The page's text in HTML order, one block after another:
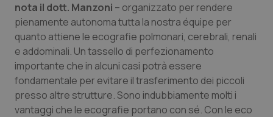
Provincia Autonoma di Trento
Puglia
Sardegna
Sicilia
Ipertensione & Scompenso
Malattie rare
Malattia di Crohn & Rettocolite Ulcerosa
Neuroscienze & patologie neurodegenerative
nota il dott. Manzoni – organizzato per rendere
pienamente autonoma tutta la nostra équipe per
quanto attiene le ecografie polmonari, cerebrali, renali
e addominali. Un tassello di perfezionamento
importante che in alcuni casi potrà essere
fondamentale per evitare il trasferimento dei piccoli
presso altre strutture. Sono indubbiamente molti i
vantaggi che le ecografie portano con sé. Con le eco